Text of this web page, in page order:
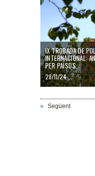
IX TROBADA DE
INTERNACIONAL:
PER PAÏSOS
28/11/24
Següent